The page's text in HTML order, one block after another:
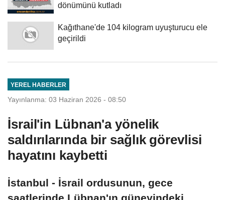
dönümünü kutladı
Kağıthane'de 104 kilogram uyuşturucu ele
geçirildi
YEREL HABERLER
Yayınlanma: 03 Haziran 2026 - 08:50
İsrail'in Lübnan'a yönelik
saldırılarında bir sağlık görevlisi
hayatını kaybetti
İstanbul - İsrail ordusunun, gece